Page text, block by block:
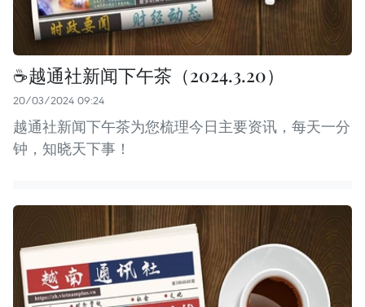
☕️越通社新闻下午茶（2024.3.20）
20/03/2024 09:24
越通社新闻下午茶为您梳理今日主要资讯，每天一分
钟，知晓天下事！